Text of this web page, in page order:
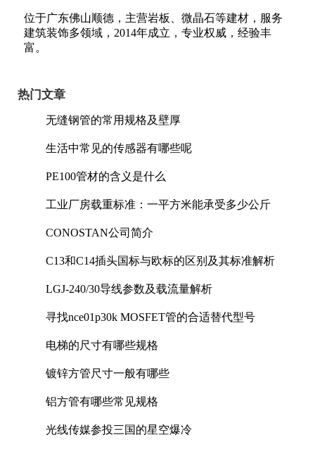
位于广东佛山顺德，主营岩板、微晶石等建材，服务
建筑装饰多领域，2014年成立，专业权威，经验丰
富。
热门文章
无缝钢管的常用规格及壁厚
生活中常见的传感器有哪些呢
PE100管材的含义是什么
工业厂房载重标准：一平方米能承受多少公斤
CONOSTAN公司简介
C13和C14插头国标与欧标的区别及其标准解析
LGJ-240/30导线参数及载流量解析
寻找nce01p30k MOSFET管的合适替代型号
电梯的尺寸有哪些规格
镀锌方管尺寸一般有哪些
铝方管有哪些常见规格
光线传媒参投三国的星空爆冷